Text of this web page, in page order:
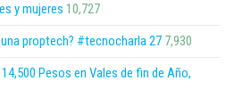
y mujeres 10,727
proptech? #tecnocharla 27 7,930
Pesos en Vales de fin de Año,